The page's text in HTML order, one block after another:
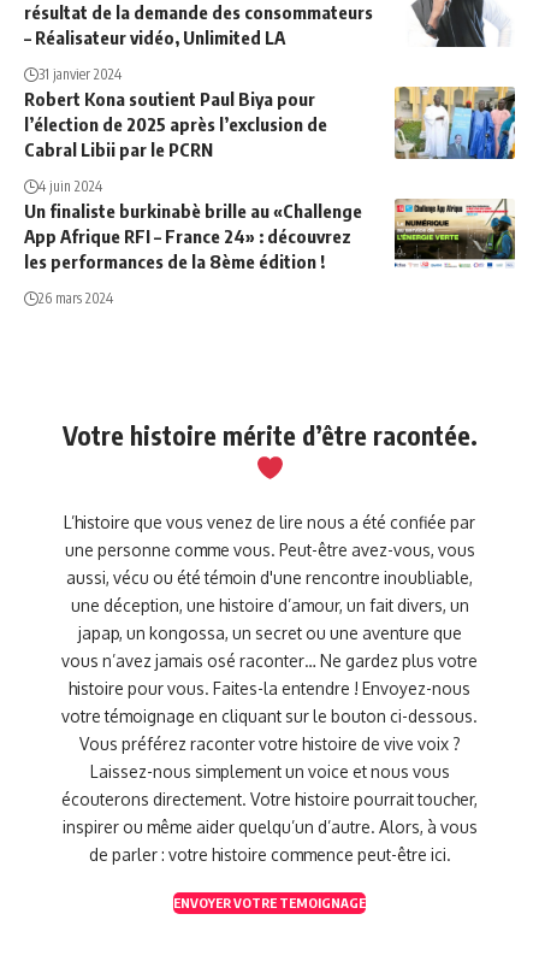
résultat de la demande des consommateurs
– Réalisateur vidéo, Unlimited LA
31 janvier 2024
Robert Kona soutient Paul Biya pour
l’élection de 2025 après l’exclusion de
Cabral Libii par le PCRN
4 juin 2024
Un finaliste burkinabè brille au «Challenge
App Afrique RFI – France 24» : découvrez
les performances de la 8ème édition !
26 mars 2024
Votre histoire mérite d’être racontée.
L’histoire que vous venez de lire nous a été confiée par
une personne comme vous. Peut-être avez-vous, vous
aussi, vécu ou été témoin d'une rencontre inoubliable,
une déception, une histoire d’amour, un fait divers, un
japap, un kongossa, un secret ou une aventure que
vous n’avez jamais osé raconter… Ne gardez plus votre
histoire pour vous. Faites-la entendre ! Envoyez-nous
votre témoignage en cliquant sur le bouton ci-dessous.
Vous préférez raconter votre histoire de vive voix ?
Laissez-nous simplement un voice et nous vous
écouterons directement. Votre histoire pourrait toucher,
inspirer ou même aider quelqu’un d’autre. Alors, à vous
de parler : votre histoire commence peut-être ici.
ENVOYER VOTRE TEMOIGNAGE